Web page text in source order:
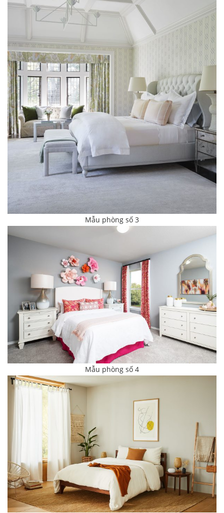
Mẫu phòng số 3
Mẫu phòng số 4